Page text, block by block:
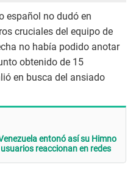
español no dudó en
cruciales del equipo de
no había podido anotar
obtenido de 15
en busca del ansiado
entonó así su Himno
reaccionan en redes